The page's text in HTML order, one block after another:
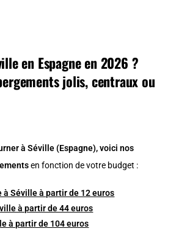
en Espagne en 2026 ?
jolis, centraux ou
à Séville (Espagne), voici nos
en fonction de votre budget :
à Séville à partir de 12 euros
à partir de 44 euros
à partir de 104 euros